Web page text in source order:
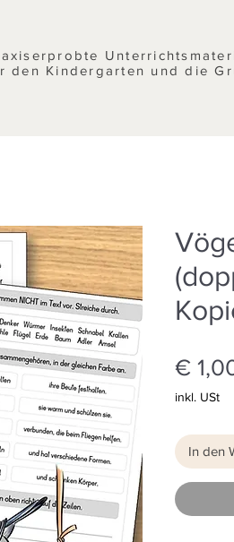
den Kindergarten und die
€
inkl. USt
In den